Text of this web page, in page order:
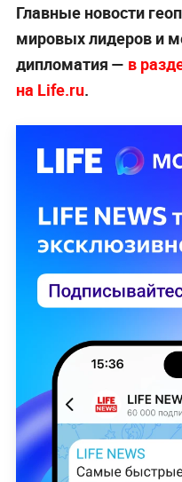
Главные новости
мировых лидеров и
дипломатия — в
на Life.ru.